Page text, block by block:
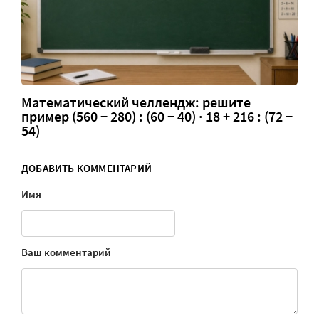
Математический челлендж: решите
пример (560 − 280) : (60 − 40) · 18 + 216 : (72 −
54)
ДОБАВИТЬ КОММЕНТАРИЙ
Имя
Ваш комментарий